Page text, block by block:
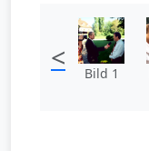
< Bild 1